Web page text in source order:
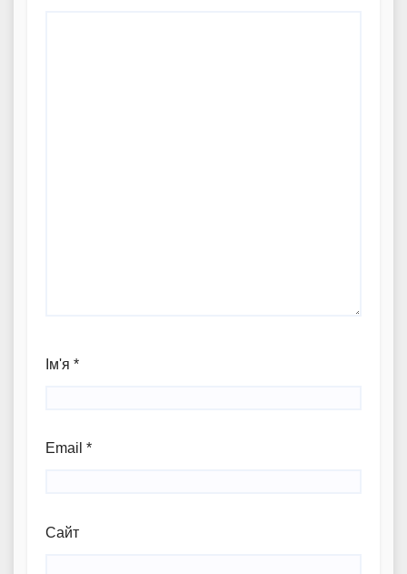
Ім'я *
Email *
Сайт